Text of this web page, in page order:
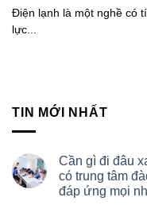
Điện lạnh là một nghề có
lực...
TIN MỚI NHẤT
Cần gì đi đâu
có trung tâm
đáp ứng mọi